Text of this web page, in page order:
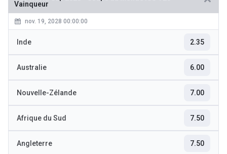
Vainqueur
nov. 19, 2028 00:00:00
Inde 2.35
Australie 6.00
Nouvelle-Zélande 7.00
Afrique du Sud 7.50
Angleterre 7.50